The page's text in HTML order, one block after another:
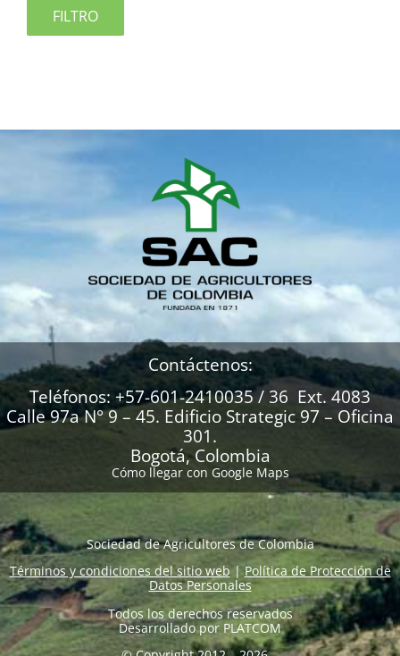
FILTRO
Contáctenos:
Teléfonos: +57-601-2410035 / 36 Ext. 4083
Calle 97a N° 9 – 45. Edificio Strategic 97 – Oficina
301.
Bogotá, Colombia
Cómo llegar con Google Maps
Sociedad de Agricultores de Colombia
Términos y condiciones del sitio web|Política de Protección de
Datos Personales
Todos los derechos reservados
Desarrollado por PLATCOM